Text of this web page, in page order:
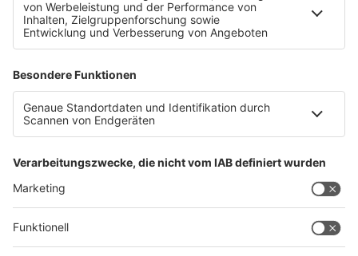
Lernen im Schlaf!